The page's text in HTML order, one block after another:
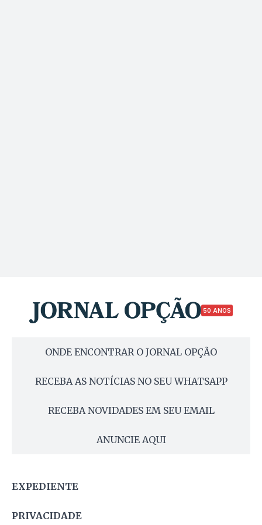
50 ANOS
ONDE ENCONTRAR O JORNAL OPÇÃO
RECEBA AS NOTÍCIAS NO SEU WHATSAPP
RECEBA NOVIDADES EM SEU EMAIL
ANUNCIE AQUI
EXPEDIENTE
PRIVACIDADE